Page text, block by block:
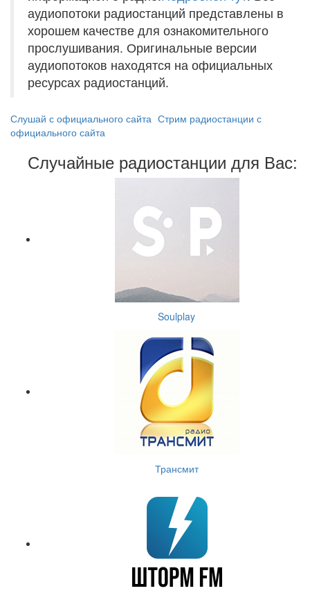
аудиопотоки радиостанций представлены в
хорошем качестве для ознакомительного
прослушивания. Оригинальные версии
аудиопотоков находятся на официальных
ресурсах радиостанций.
Слушай с официального сайта Стрим радиостанции с
официального сайта
Случайные радиостанции для Вас:
Soulplay
Трансмит